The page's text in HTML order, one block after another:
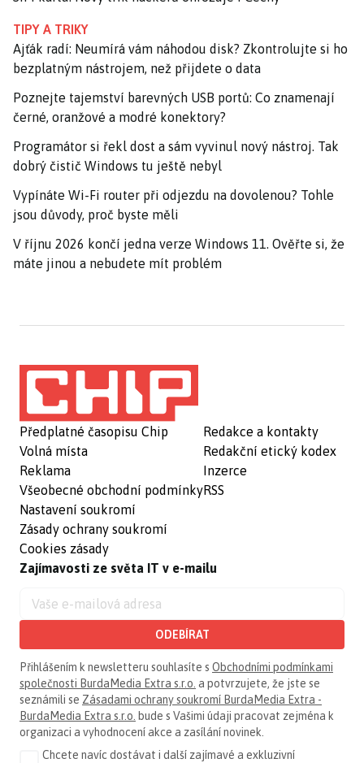
TIPY A TRIKY
Ajťák radí: Neumírá vám náhodou disk? Zkontrolujte si ho
bezplatným nástrojem, než přijdete o data
Poznejte tajemství barevných USB portů: Co znamenají
černé, oranžové a modré konektory?
Programátor si řekl dost a sám vyvinul nový nástroj. Tak
dobrý čistič Windows tu ještě nebyl
Vypínáte Wi-Fi router při odjezdu na dovolenou? Tohle
jsou důvody, proč byste měli
V říjnu 2026 končí jedna verze Windows 11. Ověřte si, že
máte jinou a nebudete mít problém
Předplatné časopisu Chip
Volná místa
Reklama
Všeobecné obchodní podmínky
Nastavení soukromí
Zásady ochrany soukromí
Cookies zásady
Redakce a kontakty
Redakční etický kodex
Inzerce
RSS
Zajímavosti ze světa IT v e-mailu
ODEBÍRAT
Přihlášením k newsletteru souhlasíte s Obchodními podmínkami
společnosti BurdaMedia Extra s.r.o. a potvrzujete, že jste se
seznámili se Zásadami ochrany soukromí BurdaMedia Extra -
BurdaMedia Extra s.r.o. bude s Vašimi údaji pracovat zejména k
organizaci a vyhodnocení akce a zasílání novinek.
Chcete navíc dostávat i další zajímavé a exkluzivní